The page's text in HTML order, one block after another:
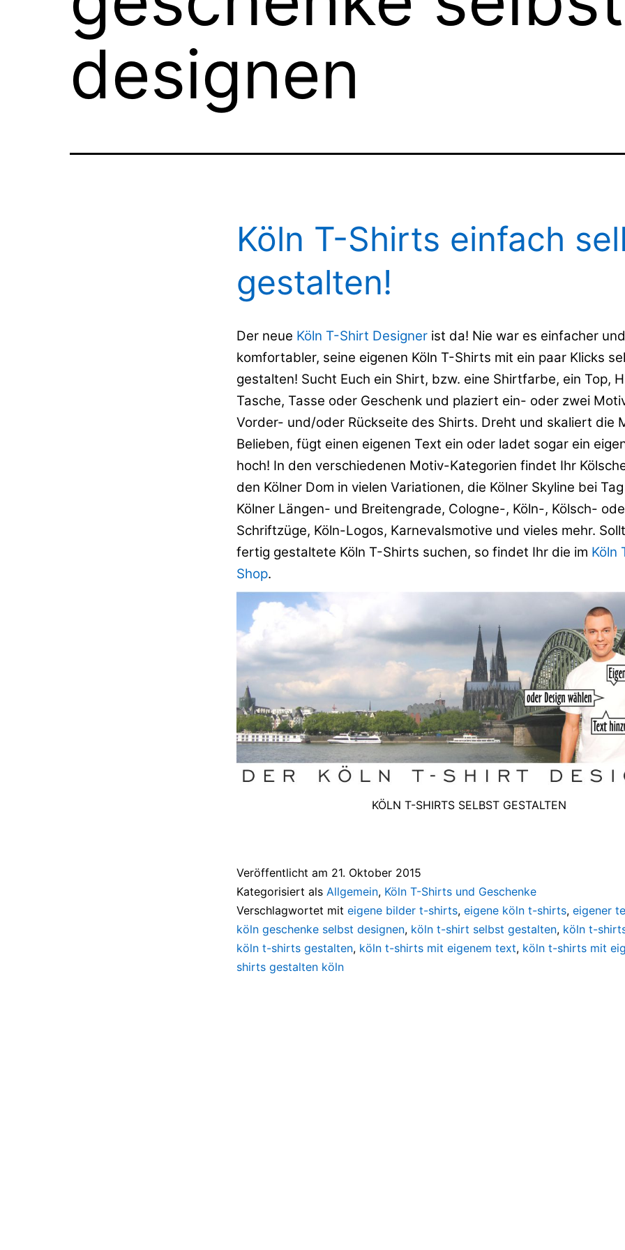
designen
Köln T-Shirts einfach
gestalten!
Der neue Köln T-Shirt Designer ist da! Nie war es einfacher und
komfortabler, seine eigenen Köln T-Shirts mit ein paar Klicks
gestalten! Sucht Euch ein Shirt, bzw. eine Shirtfarbe, ein Top,
Tasche, Tasse oder Geschenk und plaziert ein- oder zwei
Vorder- und/oder Rückseite des Shirts. Dreht und skaliert die
Belieben, fügt einen eigenen Text ein oder ladet sogar ein
hoch! In den verschiedenen Motiv-Kategorien findet Ihr
den Kölner Dom in vielen Variationen, die Kölner Skyline bei
Kölner Längen- und Breitengrade, Cologne-, Köln-, Kölsch-
Schriftzüge, Köln-Logos, Karnevalsmotive und vieles mehr.
fertig gestaltete Köln T-Shirts suchen, so findet Ihr die im Köln
Shop.
KÖLN T-SHIRTS SELBST GESTALTEN
Veröffentlicht am 21. Oktober 2015
Kategorisiert als Allgemein, Köln T-Shirts und Geschenke
Verschlagwortet mit eigene bilder t-shirts, eigene köln t-shirts, eigener
köln geschenke selbst designen, köln t-shirt selbst gestalten, köln t-
köln t-shirts gestalten, köln t-shirts mit eigenem text, köln t-shirts mit
shirts gestalten köln